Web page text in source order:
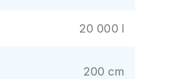
20 000 l
200 cm